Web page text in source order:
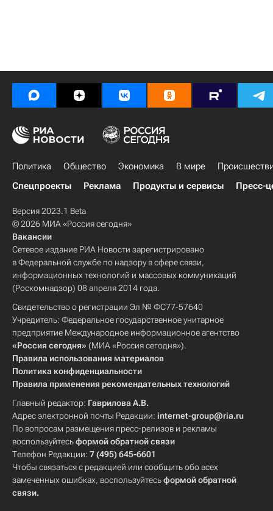
Политика Общество Экономика В мире
Спецпроекты
Реклама Продукты и сервисы Пресс-
Версия 2023.1 Beta
© 2026 МИА «Россия сегодня»
Вакансии
Сетевое издание РИА Новости зарегистрировано
в Федеральной службе по надзору в сфере связи,
информационных технологий и массовых коммуникаций
(Роскомнадзор) 08 апреля 2014 года.
Свидетельство о регистрации Эл № ФС77-57640
Учредитель: Федеральное государственное унитарное
предприятие Международное информационное агентство
«Россия сегодня» (МИА «Россия сегодня»).
Правила использования материалов
Политика конфиденциальности
Правила применения рекомендательных технологий
Главный редактор: Гаврилова А.В.
Адрес электронной почты Редакции: internet-group@ria.ru
По вопросам размещения пресс-релизов и рекламы
воспользуйтесьформой обратной связи
Телефон Редакции: 7 (495) 645-6601
Чтобы связаться с редакцией или сообщить обо всех
замеченных ошибках, воспользуйтесьформой обратной
связи.